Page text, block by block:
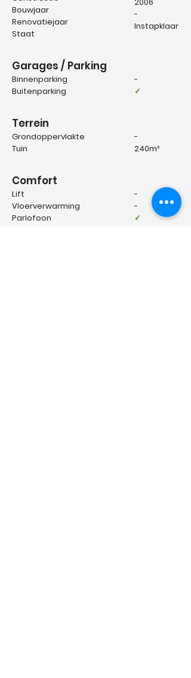
Bouwjaar
Renovatiejaar
Staat
-
Instapklaar
Garages / Parking
Binnenparking
Buitenparking
-
✓
Terrein
Grondoppervlakte
Tuin
-
240m²
Comfort
Lift
Vloerverwarming
Parlofoon
-
-
✓